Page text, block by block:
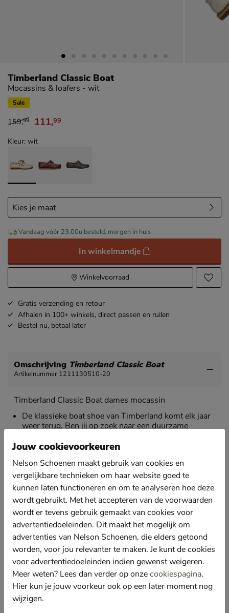
Timberland Classic Boat
Mocassins & loafers - wit
Sale
van € 159,99 voor € 111,99
159,99 111,99
Kleur: wit
Vandaag vóór 23.00u besteld, morgen in huis
In winkelmandje
Winkelvoorraad
Gratis verzending en retour
Afhalen in 100+ winkels, direct passen en ruilen
Bestel nu, betaal later
Omschrijving Timberland Classic Boat
Artikelnummer 1211130510-20
Timberland Classic Boat dames mocassin
De klassieke boat shoe van Timberland komt elk jaar
weer terug. Ben jij op zoek naar een duurzame
voor jou.
Uitgevoerd in uiterst stevig eersteklas volnerfleer. Dit
is op verantwoorde wijze geproduceerd waarmee
Timberland aangesloten is bij de Leather Working
Group. De traditionele, handgenaaide constructie
staat voor de authentieke Timberland kwaliteit.
Gevoerd met suède wat door het goed ademend
vermogen bevorderend is voor het voetklimaat. De
vocht- en warmteregualtie van leer zorgt ervoor dat
de voeten op aangenamen temperatuur blijven.
Voorzien van een leren voetbed met EVA-onderlaag
die loopt tot de bal van de voet. Deze onderlaag zorgt
voor een uitstekende schokabsorptie en demping om
jou de hele dag comfortabel te laat open.
Afgewerkt met een flexibele rubberen zool die geen
Jouw cookievoorkeuren
Nelson Schoenen maakt gebruik van cookies en
vergelijkbare technieken om haar website goed te
kunnen laten functioneren en om te analyseren hoe deze
wordt gebruikt. Met het accepteren van de voorwaarden
wordt er tevens gebruik gemaakt van cookies voor
advertentiedoeleinden. Dit maakt het mogelijk om
advertenties van Nelson Schoenen, die elders getoond
worden, voor jou relevanter te maken. Je kunt de cookies
voor advertentiedoeleinden indien gewenst weigeren.
Meer weten? Lees dan verder op onzecookiespagina.
Hier kun je jouw voorkeur ook op een later moment nog
wijzigen.